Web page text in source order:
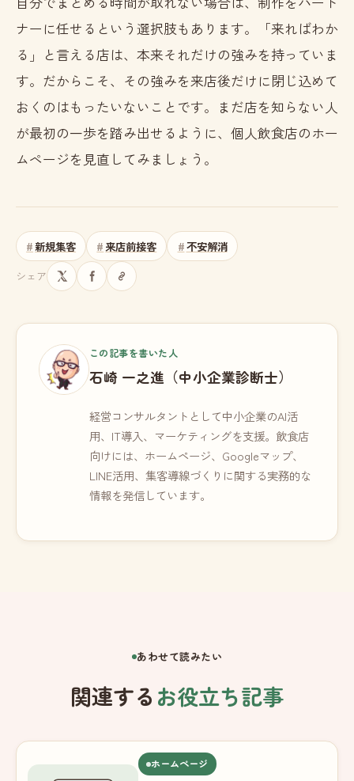
ナーに任せるという選択肢もあります。「来ればわか
る」と言える店は、本来それだけの強みを持っていま
す。だからこそ、その強みを来店後だけに閉じ込めて
おくのはもったいないことです。まだ店を知らない人
が最初の一歩を踏み出せるように、個人飲食店のホー
ムページを見直してみましょう。
新規集客 来店前接客 不安解消
シェア
この記事を書いた人
石崎 一之進（中小企業診断士）
経営コンサルタントとして中小企業のAI活
用、IT導入、マーケティングを支援。飲食店
向けには、ホームページ、Googleマップ、
LINE活用、集客導線づくりに関する実務的な
情報を発信しています。
あわせて読みたい
関連する お役立ち記事
ホームページ